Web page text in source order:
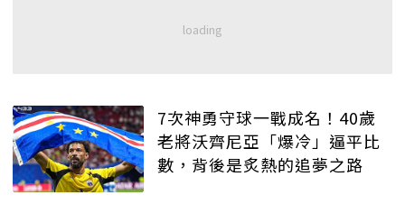
7次神勇守球一戰成名！40歲
老將沃齊尼亞「爆冷」逼平比
數，背後是炙熱的追夢之路